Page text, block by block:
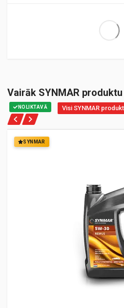
Extra
Vairāk SYNMAR
NOLIKTAVĀ Visi SYNMAR
SYNMAR